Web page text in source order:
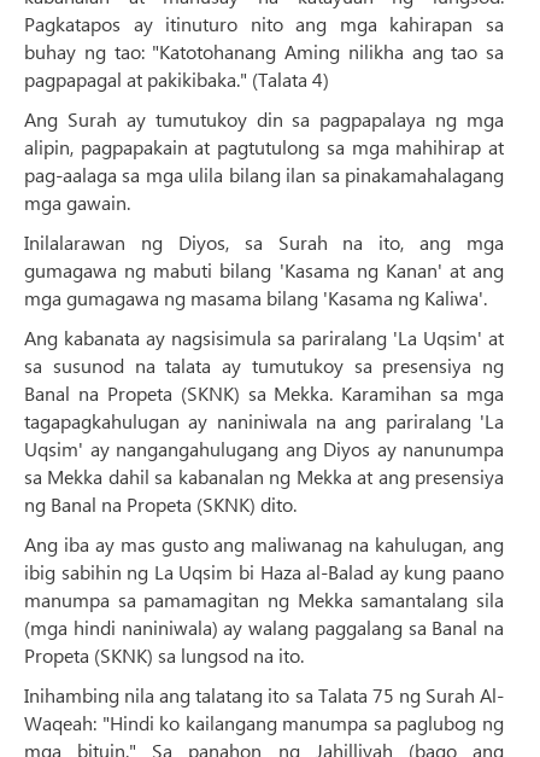
Pagkatapos ay itinuturo nito ang mga kahirapan sa
buhay ng tao: "Katotohanang Aming nilikha ang tao sa
pagpapagal at pakikibaka." (Talata 4)
Ang Surah ay tumutukoy din sa pagpapalaya ng mga
alipin, pagpapakain at pagtutulong sa mga mahihirap at
pag-aalaga sa mga ulila bilang ilan sa pinakamahalagang
mga gawain.
Inilalarawan ng Diyos, sa Surah na ito, ang mga
gumagawa ng mabuti bilang 'Kasama ng Kanan' at ang
mga gumagawa ng masama bilang 'Kasama ng Kaliwa'.
Ang kabanata ay nagsisimula sa pariralang 'La Uqsim' at
sa susunod na talata ay tumutukoy sa presensiya ng
Banal na Propeta (SKNK) sa Mekka. Karamihan sa mga
tagapagkahulugan ay naniniwala na ang pariralang 'La
Uqsim' ay nangangahulugang ang Diyos ay nanunumpa
sa Mekka dahil sa kabanalan ng Mekka at ang presensiya
ng Banal na Propeta (SKNK) dito.
Ang iba ay mas gusto ang maliwanag na kahulugan, ang
ibig sabihin ng La Uqsim bi Haza al-Balad ay kung paano
manumpa sa pamamagitan ng Mekka samantalang sila
(mga hindi naniniwala) ay walang paggalang sa Banal na
Propeta (SKNK) sa lungsod na ito.
Inihambing nila ang talatang ito sa Talata 75 ng Surah Al-
Waqeah: "Hindi ko kailangang manumpa sa paglubog ng
mga bituin." Sa panahon ng Jahilliyah (bago ang